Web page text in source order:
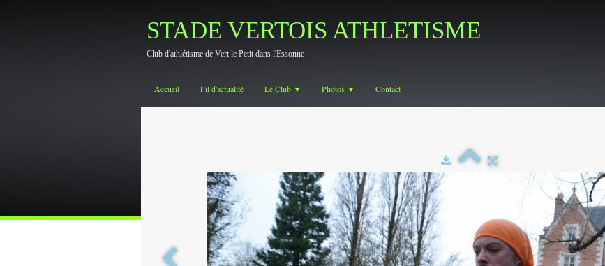
STADE VERTOIS ATHLETISME
Club d'athlétisme de Vert le Petit dans l'Essonne
Accueil Fil d'actualité Le Club ▼ Photos ▼ Contact